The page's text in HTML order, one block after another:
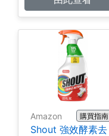
Amazon 購買指南
Shout 強效酵素去